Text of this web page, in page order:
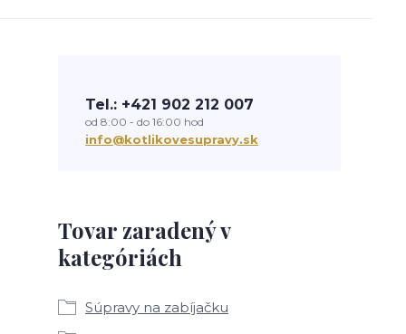
Tovar zaradený v
kategóriách
Súpravy na zabíjačku
Tel.: +421 902 212 007
od 8:00 - do 16:00 hod
info@kotlikovesupravy.sk